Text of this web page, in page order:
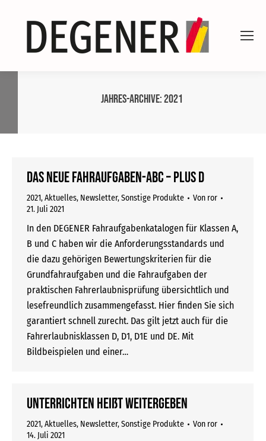
Jahres-Archive:2021
Das neue Fahraufgaben-ABC – plus D
2021,Aktuelles, Newsletter,Sonstige Produkte Von ror
21. Juli 2021
In den DEGENER Fahraufgabenkatalogen für Klassen A,
B und C haben wir die Anforderungsstandards und
die dazu gehörigen Bewertungskriterien für die
Grundfahraufgaben und die Fahraufgaben der
praktischen Fahrerlaubnisprüfung übersichtlich und
lesefreundlich zusammengefasst. Hier finden Sie sich
garantiert schnell zurecht. Das gilt jetzt auch für die
Fahrerlaubnisklassen D, D1, D1E und DE. Mit
Bildbeispielen und einer…
Unterrichten heißt Weitergeben
2021,Aktuelles, Newsletter,Sonstige Produkte Von ror
14. Juli 2021